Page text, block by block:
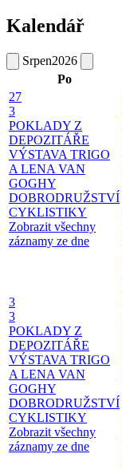
Kalendář
Srpen2026
Po
27
3
POKLADY Z
DEPOZITÁŘE
VÝSTAVA TRIGO
A LENA VAN
GOGHY
DOBRODRUŽSTVÍ
CYKLISTIKY
Zobrazit všechny
záznamy ze dne
3
3
POKLADY Z
DEPOZITÁŘE
VÝSTAVA TRIGO
A LENA VAN
GOGHY
DOBRODRUŽSTVÍ
CYKLISTIKY
Zobrazit všechny
záznamy ze dne